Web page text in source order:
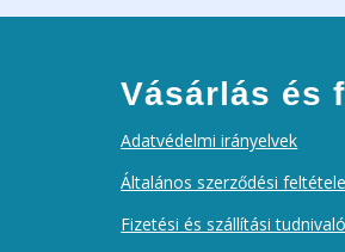
Vásárlás és
Adatvédelmi irányelvek
Általános szerződési
Fizetési és szállítási